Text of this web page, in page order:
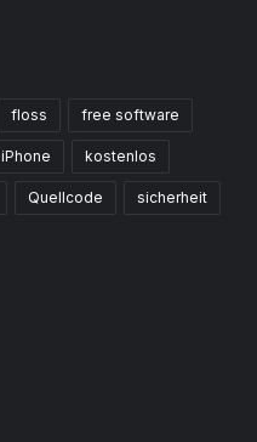
floss free software
iPhone kostenlos
Quellcode sicherheit